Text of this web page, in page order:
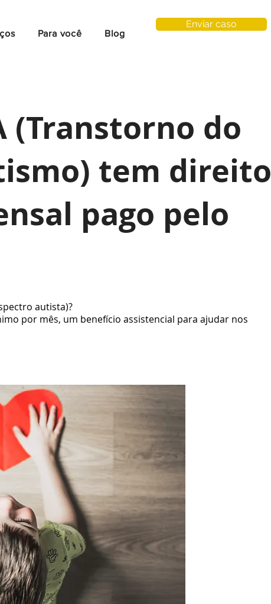
Para você Blog
Enviar caso
(Transtorno do
tem direito
pago pelo
autista)?
por mês, um benefício assistencial para ajudar nos